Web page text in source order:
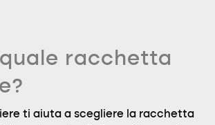
racchetta
ti aiuta a scegliere la racchetta